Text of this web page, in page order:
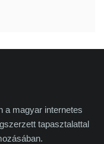
a magyar internetes
tapasztalattal